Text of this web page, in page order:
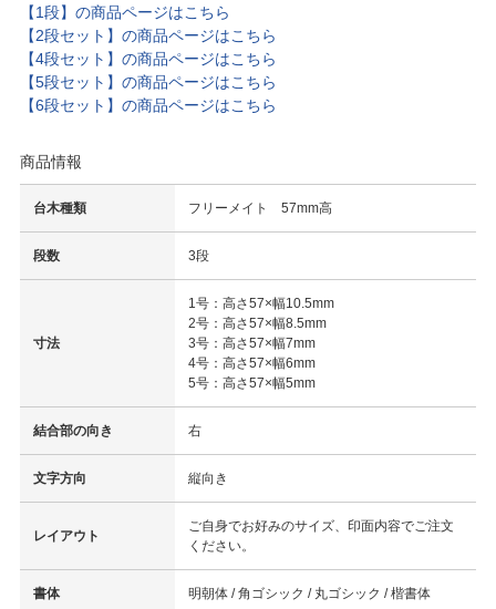
【1段】の商品ページはこちら
【2段セット】の商品ページはこちら
【4段セット】の商品ページはこちら
【5段セット】の商品ページはこちら
【6段セット】の商品ページはこちら
商品情報
台木種類 フリーメイト 57mm高
段数 3段
寸法
1号：高さ57×幅10.5mm
2号：高さ57×幅8.5mm
3号：高さ57×幅7mm
4号：高さ57×幅6mm
5号：高さ57×幅5mm
結合部の向き 右
文字方向 縦向き
レイアウト
ご自身でお好みのサイズ、印面内容でご注文
ください。
書体 明朝体 / 角ゴシック / 丸ゴシック / 楷書体